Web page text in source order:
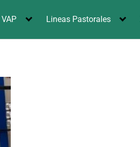
VAP Lineas Pastorales